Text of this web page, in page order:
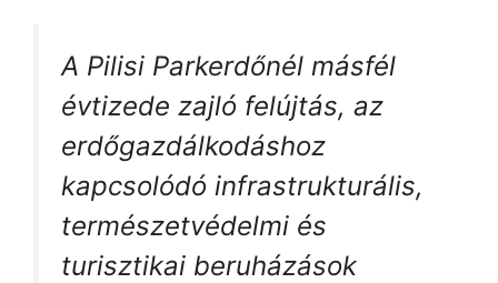
A Pilisi Parkerdőnél másfél
évtizede zajló felújtás, az
erdőgazdálkodáshoz
kapcsolódó infrastrukturális,
természetvédelmi és
turisztikai beruházások